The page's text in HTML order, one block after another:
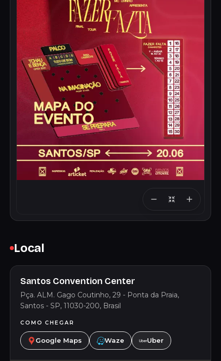
Local
Santos Convention Center
Pça. ALM. Gago Coutinho, 29 - Ponta da Praia,
Santos - SP, 11030-200, Brasil
COMO CHEGAR
Google Maps Waze Uber